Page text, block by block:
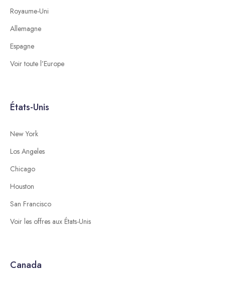
Royaume-Uni
Allemagne
Espagne
Voir toute l’Europe
États-Unis
New York
Los Angeles
Chicago
Houston
San Francisco
Voir les offres aux États-Unis
Canada